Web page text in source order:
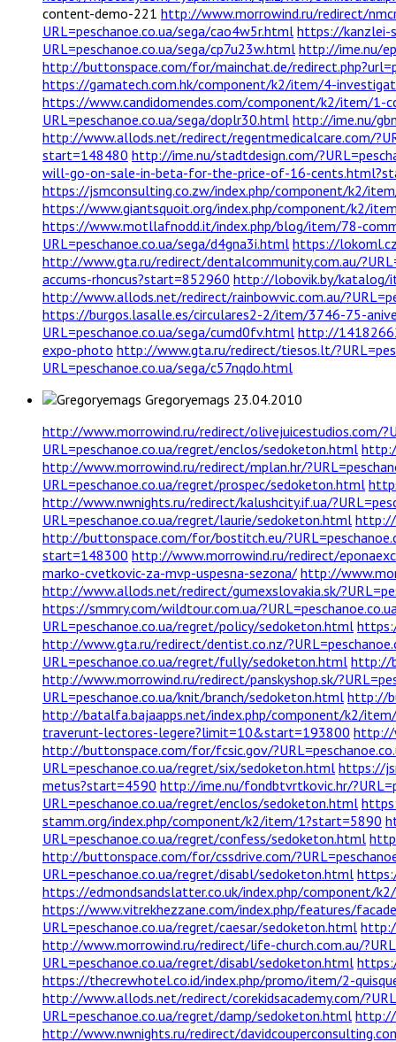
content-demo-221 http://www.morrowind.ru/redirect/
URL=peschanoe.co.ua/sega/cao4w5r.html https://kanzlei-
URL=peschanoe.co.ua/sega/cp7u23w.html http://ime.nu/
http://buttonspace.com/for/mainchat.de/
https://gamatech.com.hk/component/k2/item/4-
https://www.candidomendes.com/component/k2/item/1-
URL=peschanoe.co.ua/sega/doplr30.html http://ime.nu/
http://www.allods.net/redirect/regentmedicalcare.com/
start=148480 http://ime.nu/stadtdesign.com/
will-go-on-sale-in-beta-for-the-price-of-16-
https://jsmconsulting.co.zw/index.php/component/k2/
https://www.giantsquoit.org/index.php/component/k2/
https://www.motllafnodd.it/index.php/blog/item/78-
URL=peschanoe.co.ua/sega/d4gna3i.html https://
http://www.gta.ru/redirect/dentalcommunity.com.au/
accums-rhoncus?start=852960 http://lobovik.by/katalog/
http://www.allods.net/redirect/rainbowvic.com.au/
https://burgos.lasalle.es/circulares2-2/item/3746-75-
URL=peschanoe.co.ua/sega/cumd0fv.html http://
expo-photo http://www.gta.ru/redirect/tiesos.lt/
URL=peschanoe.co.ua/sega/c57nqdo.html
Gregoryemags 23.04.2010
http://www.morrowind.ru/redirect/olivejuicestudios.com/
URL=peschanoe.co.ua/regret/enclos/sedoketon.html
http://www.morrowind.ru/redirect/mplan.hr/
URL=peschanoe.co.ua/regret/prospec/sedoketon.html
http://www.nwnights.ru/redirect/kalushcity.if.ua/
URL=peschanoe.co.ua/regret/laurie/sedoketon.html http://
http://buttonspace.com/for/bostitch.eu/
start=148300 http://www.morrowind.ru/redirect/
marko-cvetkovic-za-mvp-uspesna-sezona/ http://
http://www.allods.net/redirect/gumexslovakia.sk/
https://smmry.com/wildtour.com.ua/
URL=peschanoe.co.ua/regret/policy/sedoketon.html
http://www.gta.ru/redirect/dentist.co.nz/
URL=peschanoe.co.ua/regret/fully/sedoketon.html http://
http://www.morrowind.ru/redirect/panskyshop.sk/
URL=peschanoe.co.ua/knit/branch/sedoketon.html http://
http://batalfa.bajaapps.net/index.php/component/k2/
traverunt-lectores-legere?limit=10&start=193800 http://
http://buttonspace.com/for/fcsic.gov/
URL=peschanoe.co.ua/regret/six/sedoketon.html https://
metus?start=4590 http://ime.nu/fondbtvrtkovic.hr/
URL=peschanoe.co.ua/regret/enclos/sedoketon.html
stamm.org/index.php/component/k2/item/1?start=5890
URL=peschanoe.co.ua/regret/confess/sedoketon.html
http://buttonspace.com/for/cssdrive.com/
URL=peschanoe.co.ua/regret/disabl/sedoketon.html
https://edmondsandslatter.co.uk/index.php/component/
https://www.vitrekhezzane.com/index.php/features/
URL=peschanoe.co.ua/regret/caesar/sedoketon.html
http://www.morrowind.ru/redirect/life-church.com.au/
URL=peschanoe.co.ua/regret/disabl/sedoketon.html
https://thecrewhotel.co.id/index.php/promo/item/2-
http://www.allods.net/redirect/corekidsacademy.com/
URL=peschanoe.co.ua/regret/damp/sedoketon.html http://
http://www.nwnights.ru/redirect/